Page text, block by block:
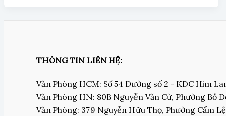
THÔNG TIN LIÊN HỆ:
Văn Phòng HCM: Số 54 Đường số 2 - KDC Him
Văn Phòng HN: 80B Nguyễn Văn Cừ, Phường Bồ
Văn Phòng: 379 Nguyễn Hữu Thọ, Phường Cẩm